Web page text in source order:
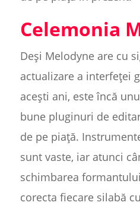
Celemonia
Deși Melodyne are cu
actualizare a interfeței
acești ani, este încă
bune pluginuri de
de pe piață.
sunt vaste, iar atunci
schimbarea
corecta fiecare silabă